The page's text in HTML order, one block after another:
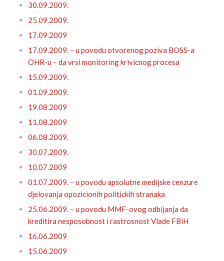
30.09.2009.
25.09.2009.
17.09.2009
17.09.2009. – u povodu otvorenog poziva BOSS-a
OHR-u – da vrsi monitoring krivicnog procesa
15.09.2009.
01.09.2009.
19.08.2009
11.08.2009
06.08.2009.
30.07.2009.
10.07.2009
01.07.2009. – u povodu apsolutne medijske cenzure
djelovanja opozicionih politickih stranaka
25.06.2009. – u povodu MMF-ovog odbijanja da
kreditira nesposobnost i rastrosnost Vlade FBiH
16.06.2009
15.06.2009